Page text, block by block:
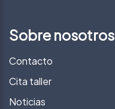
Sobre nosotros
Contacto
Cita taller
Noticias